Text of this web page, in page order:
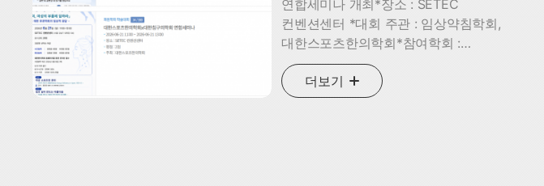
연합세미나 개최*장소 : SETEC
컨벤션센터 *대회 주관 : 임상약침학회,
대한스포츠한의학회*참여학회 :
척추신경추나의학회, 대한침구의학회,
대한스포츠한의학회, 임상약침학회*
지원 : 임학상약침학회 학생위원,
더보기